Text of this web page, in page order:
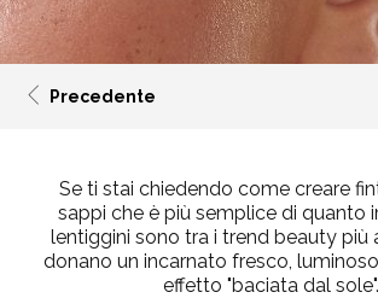
Precedente
Se ti stai chiedendo come creare
sappi che è più semplice di quanto
lentiggini sono tra i trend beauty più
donano un incarnato fresco,
effetto "baciata dal sole".